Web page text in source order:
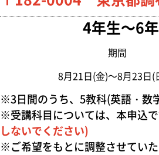
4年生～6
期間
8月21日(金)～8月23日
※3日間のうち、5教科(英語・数
※受講科目については、本申込
しないでください)
※ご希望をもとに調整させてい